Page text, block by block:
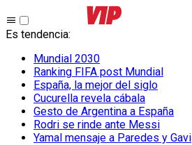
Es tendencia:
Mundial 2030
Ranking FIFA post Mundial
España, la mejor del siglo
Cucurella revela cábala
Gesto de Argentina a España
Rodri se rinde ante Messi
Yamal mensaje a Paredes y Gavi